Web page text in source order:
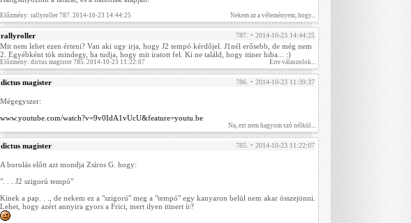
Előzmény: rallyroller 787. 2014-10-23 14:44:25 Nekem az a véleményem, hogy...
rallyroller 787. • 2014-10-23 14:44:25
Mit nem lehet ezen érteni? Van aki ugy irja, hogy J2 tempó kérdőjel. J1nél erősebb, de még nem
2. Egyébként tök mindegy, ha tudja, hogy mit iratott fel. Ki ne találd, hogy itiner hiba... :)
Előzmény: dictus magister 785. 2014-10-23 11:22:07 Erre válaszolok...
dictus magister 786. • 2014-10-23 11:39:37
Mégegyszer:
www.youtube.com/watch?v=9v0IdA1vUcU&feature=youtu.be
Na, ezt nem hagyom szó nélkül...
dictus magister 785. • 2014-10-23 11:22:07
A borulás előtt azt mondja Zsíros G. hogy:
". . . J2 szigorú tempó"
Kinek a pap. . ., de nekem ez a "szigorú" meg a "tempó" egy kanyaron belül nem akar összejönni.
Lehet, hogy azért annyira gyors a Frici, mert ilyen itinert ír?